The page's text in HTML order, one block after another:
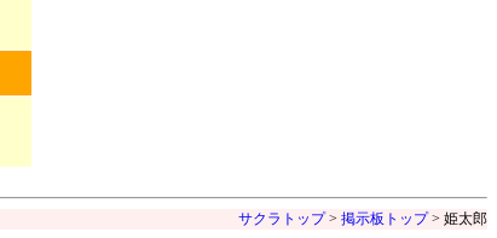
サクラトップ> 掲示板トップ> 姫太郎